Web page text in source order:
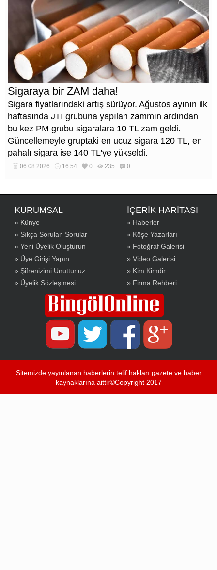
Sigaraya bir ZAM daha!
Sigara fiyatlarındaki artış sürüyor. Ağustos ayının ilk
haftasında JTI grubuna yapılan zammın ardından
bu kez PM grubu sigaralara 10 TL zam geldi.
Güncellemeyle gruptaki en ucuz sigara 120 TL, en
pahalı sigara ise 140 TL'ye yükseldi.
06.08.2026 16:54 0 235 0
KURUMSAL
» Künye
» Sıkça Sorulan Sorular
» Yeni Üyelik Oluşturun
» Üye Girişi Yapın
» Şifrenizimi Unuttunuz
» Üyelik Sözleşmesi
İÇERİK HARİTASI
» Haberler
» Köşe Yazarları
» Fotoğraf Galerisi
» Video Galerisi
» Kim Kimdir
» Firma Rehberi
Sitemizde yayınlanan haberlerin telif hakları gazete ve haber
kaynaklarına aittir©Copyright 2017